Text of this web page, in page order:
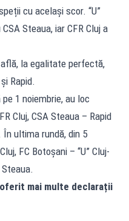
cu același scor. “U”
Steaua, iar CFR Cluj a
la egalitate perfectă,
Rapid.
1 noiembrie, au loc
Cluj, CSA Steaua – Rapid
În ultima rundă, din 5
FC Botoșani – “U” Cluj-
mai multe declarații